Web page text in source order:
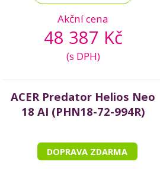
Akční cena
48 387 Kč
(s DPH)
ACER Predator Helios Neo
18 AI (PHN18-72-994R)
DOPRAVA ZDARMA